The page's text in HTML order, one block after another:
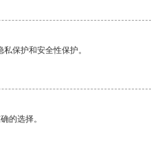
保护和安全性保护。
的选择。